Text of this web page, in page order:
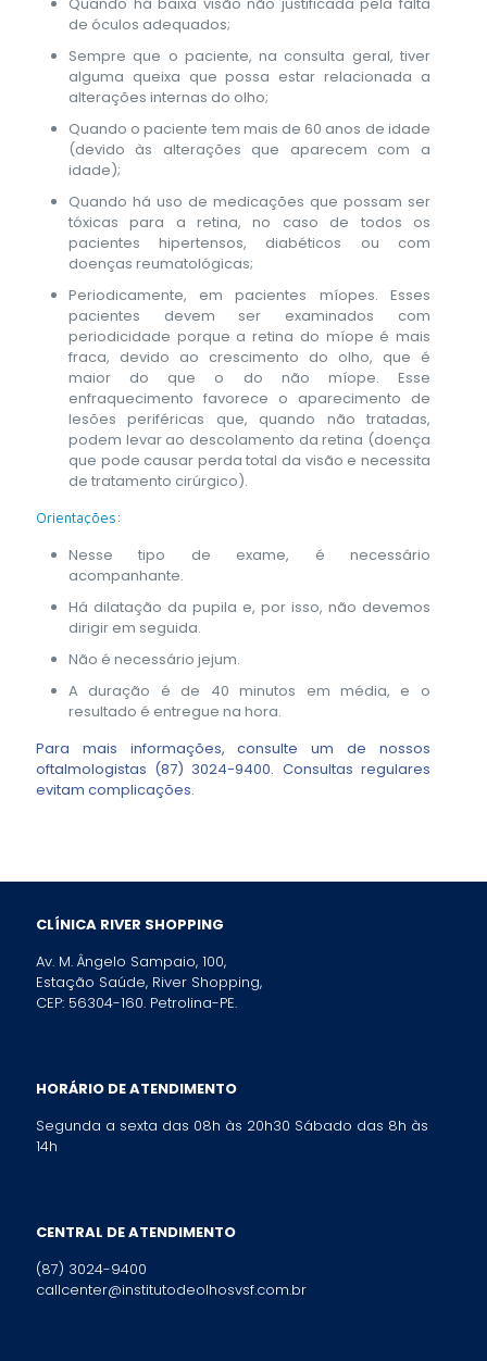
de óculos adequados;
Sempre que o paciente, na consulta geral, tiver
alguma queixa que possa estar relacionada a
alterações internas do olho;
Quando o paciente tem mais de 60 anos de idade
(devido às alterações que aparecem com a
idade);
Quando há uso de medicações que possam ser
tóxicas para a retina, no caso de todos os
pacientes hipertensos, diabéticos ou com
doenças reumatológicas;
Periodicamente, em pacientes míopes. Esses
pacientes devem ser examinados com
periodicidade porque a retina do míope é mais
fraca, devido ao crescimento do olho, que é
maior do que o do não míope. Esse
enfraquecimento favorece o aparecimento de
lesões periféricas que, quando não tratadas,
podem levar ao descolamento da retina (doença
que pode causar perda total da visão e necessita
de tratamento cirúrgico).
Orientações:
Nesse tipo de exame, é necessário
acompanhante.
Há dilatação da pupila e, por isso, não devemos
dirigir em seguida.
Não é necessário jejum.
A duração é de 40 minutos em média, e o
resultado é entregue na hora.
Para mais informações, consulte um de nossos
oftalmologistas (87) 3024-9400. Consultas regulares
evitam complicações.
CLÍNICA RIVER SHOPPING
Av. M. Ângelo Sampaio, 100,
Estação Saúde, River Shopping,
CEP: 56304-160. Petrolina-PE.
HORÁRIO DE ATENDIMENTO
Segunda a sexta das 08h às 20h30 Sábado das 8h às
14h
CENTRAL DE ATENDIMENTO
(87) 3024-9400
callcenter@institutodeolhosvsf.com.br